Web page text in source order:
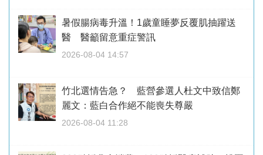
暑假腸病毒升溫！1歲童睡夢反覆肌抽躍送
醫 醫籲留意重症警訊
2026-08-04 14:57
竹北選情告急？ 藍營參選人杜文中致信鄭
麗文：藍白合作絕不能喪失尊嚴
2026-08-04 11:28